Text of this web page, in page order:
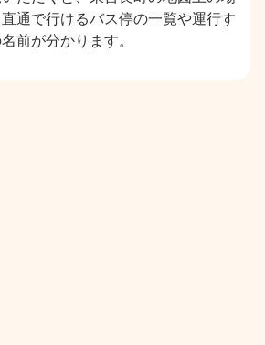
通で行けるバス停の一覧や運行す
前が分かります。